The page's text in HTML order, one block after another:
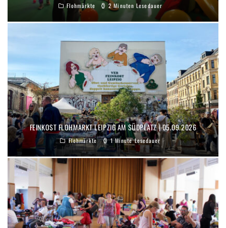
Flohmärkte 2 Minuten Lesedauer
FEINKOST FLOHMARKT LEIPZIG AM SÜDPLATZ | 05.09.2026
Flohmärkte 1 Minute Lesedauer